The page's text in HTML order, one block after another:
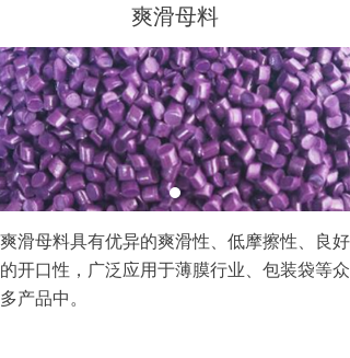
爽滑母料
爽滑母料具有优异的爽滑性、低摩擦性、良好
的开口性，广泛应用于薄膜行业、包装袋等众
多产品中。